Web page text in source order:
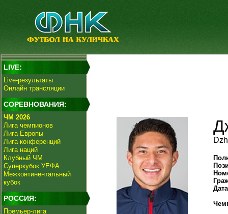
LIVE:
Live-результаты
Онлайн трансляции
СОРЕВНОВАНИЯ:
ЧМ 2026
Лига чемпионов
Лига Европы
Лига конференций
Лига наций
Клубный ЧМ
Суперкубок УЕФА
Межконтинентальный
кубок
РОССИЯ:
Премьер-лига